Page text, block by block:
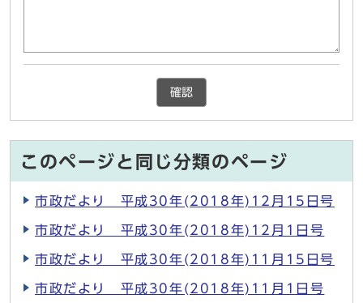
確認
このページと同じ分類のページ
市政だより 平成30年(2018年)12月15日号
市政だより 平成30年(2018年)12月1日号
市政だより 平成30年(2018年)11月15日号
市政だより 平成30年(2018年)11月1日号